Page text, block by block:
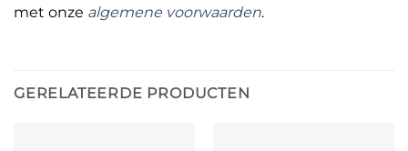
met onze algemene voorwaarden.
GERELATEERDE PRODUCTEN